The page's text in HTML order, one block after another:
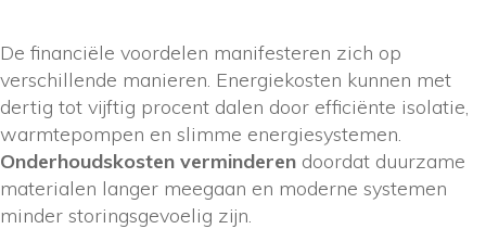
De financiële voordelen manifesteren zich op
verschillende manieren. Energiekosten kunnen met
dertig tot vijftig procent dalen door efficiënte isolatie,
warmtepompen en slimme energiesystemen.
Onderhoudskosten verminderen doordat duurzame
materialen langer meegaan en moderne systemen
minder storingsgevoelig zijn.